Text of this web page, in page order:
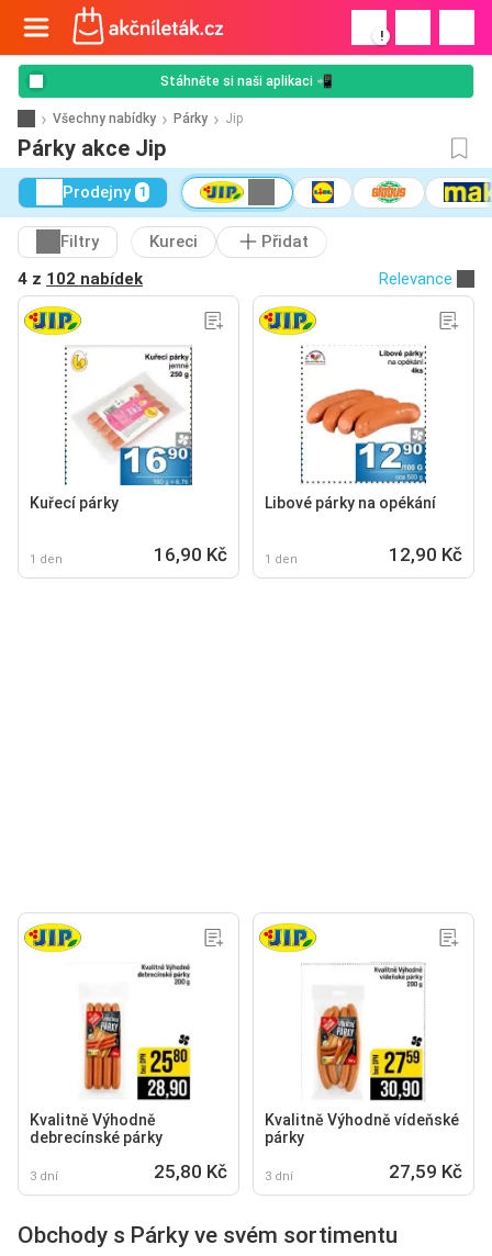
!
Stáhněte si naši aplikaci 📲
Všechny nabídky Párky Jip
Párky akce Jip
Prodejny 1
Filtry Kureci
Přidat
4 z 102 nabídek Relevance
Kuřecí párky
1 den 16,90 Kč
Libové párky na opékání
1 den 12,90 Kč
Kvalitně Výhodně
debrecínské párky
3 dní 25,80 Kč
Kvalitně Výhodně vídeňské
párky
3 dní 27,59 Kč
Obchody s Párky ve svém sortimentu